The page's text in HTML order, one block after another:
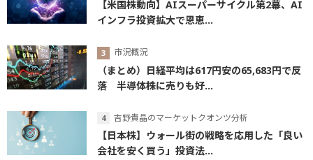
【米国株動向】AIスーパーサイクル第2幕、AI
インフラ投資拡大で恩恵...
市況概況
（まとめ）日経平均は617円安の65,683円で反
落 半導体株に売りも好...
吉野貴晶のマーケットクオンツ分析
【日本株】ウォール街の戦略を応用した「良い
会社を安く買う」投資法...